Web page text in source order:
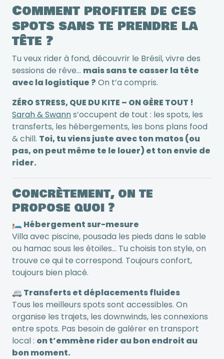
Comment profiter de ces
spots sans te prendre la
tête ?
Tu veux rider à fond, découvrir le Brésil, vivre des
sessions de rêve… mais sans te casser la tête
avec la logistique ? On t’a compris.
ZÉRO STRESS, QUE DU KITE – ON GÈRE TOUT !
Sarah & Swanns’occupent de tout : les spots, les
transferts, les hébergements, les bons plans food
& chill. Toi, tu viens juste avec ton matos (ou
pas, on peut même te le louer) et ton envie de
rider.
Concrètement, on te
propose quoi ?
🛏️ Hébergement sur-mesure
Villa avec piscine, pousada les pieds dans le sable
ou hamac sous les étoiles… Tu choisis ton style, on
trouve ce qui te correspond. Toujours confort,
toujours bien placé.
🚐 Transferts et déplacements fluides
Tous les meilleurs spots sont accessibles. On
organise les trajets, les downwinds, les connexions
entre spots. Pas besoin de galérer en transport
local : on t’emmène rider au bon endroit au
bon moment.